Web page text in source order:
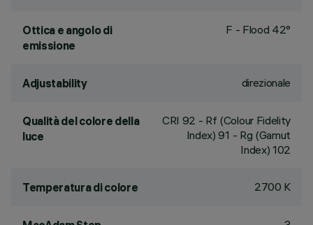
Ottica e angolo di
emissione
F - Flood 42°
Adjustability direzionale
Qualità del colore della
luce
CRI 92 - Rf (Colour Fidelity
Index) 91 - Rg (Gamut
Index) 102
Temperatura di colore 2700 K